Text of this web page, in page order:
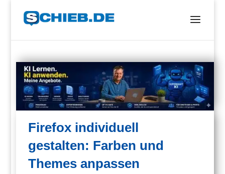
Firefox individuell
gestalten: Farben und
Themes anpassen